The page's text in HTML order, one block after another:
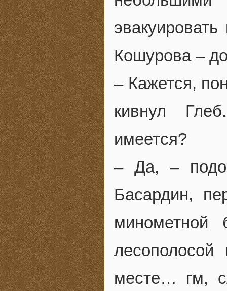
Кошурова –
– Кажется,
кивнул
имеется?
– Да, –
Басардин,
минометной
месте… гм,